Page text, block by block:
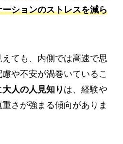
ションのストレスを減ら
ても、内側では高速で思
や不安が渦巻いているこ
大人の人見知り は、経験や
さが強まる傾向がありま